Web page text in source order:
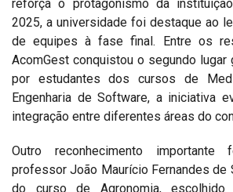
reforça o protagonismo da
2025, a universidade foi destaque ao
de equipes à fase final. Entre os
AcomGest conquistou o segundo lugar
por estudantes dos cursos de
Engenharia de Software, a iniciativa
integração entre diferentes áreas do
Outro reconhecimento
professor João Maurício Fernandes de
do curso de Agronomia, escolhido